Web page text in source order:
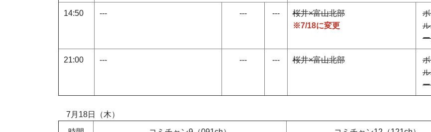
14:50 --- --- ---
桜井×富山北部
※7/18に変更
21:00 --- --- --- 桜井×富山北部
7月18日（木）